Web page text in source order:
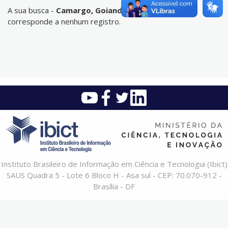
A sua busca - Camargo, Goiandira Ortiz de- não
corresponde a nenhum registro.
Instituto Brasileiro de Informação em Ciência e Tecnologia (Ibict)
SAUS Quadra 5 - Lote 6 Bloco H - Asa sul - CEP: 70.070-912 -
Brasília - DF